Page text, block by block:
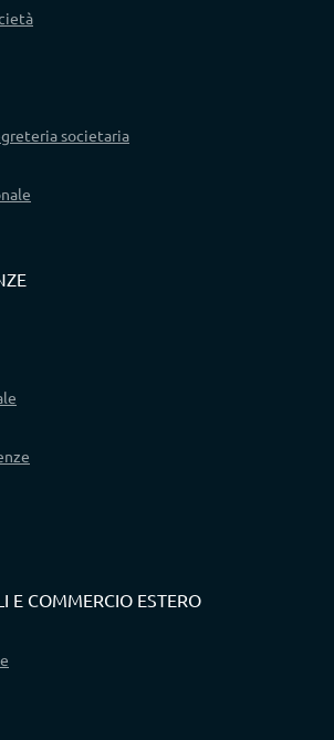
societaria
E COMMERCIO ESTERO